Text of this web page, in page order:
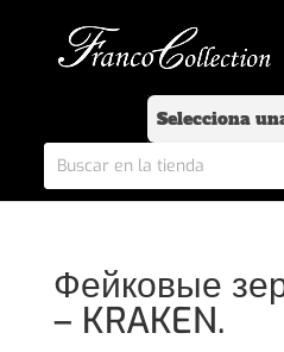
Фейковые
– KRAKEN.